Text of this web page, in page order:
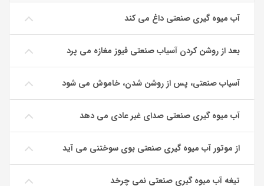
آب میوه گیری صنعتی داغ می کند
بعد از روشن کردن آسیاب صنعتی فیوز مغازه می پرد
آسیاب صنعتی، پس از روشن شدن، خاموش می شود
آب میوه گیری صنعتی صدای غیر عادی می دهد
از موتور آب میوه گیری صنعتی بوی سوختنی می آید
تیغه آب میوه گیری صنعتی نمی چرخد